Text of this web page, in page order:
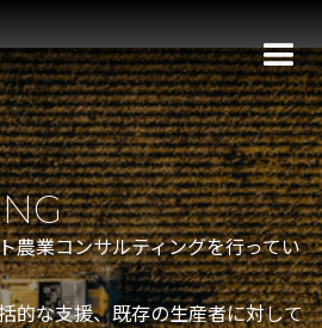
農業コンサルティングを行ってい
的な支援、既存の生産者に対して